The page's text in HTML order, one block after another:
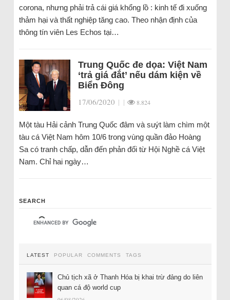
corona, nhưng phải trả cái giá khổng lồ : kinh tế đi xuống
thảm hại và thất nghiệp tăng cao. Theo nhận định của
thông tín viên Les Echos tại…
Trung Quốc đe dọa: Việt Nam
‘trả giá đắt’ nếu dám kiện về
Biển Đông
17/06/2020 | | 8.824
Một tàu Hải cảnh Trung Quốc đâm và suýt làm chìm một
tàu cá Việt Nam hôm 10/6 trong vùng quần đảo Hoàng
Sa có tranh chấp, dẫn đến phản đối từ Hội Nghề cá Việt
Nam. Chỉ hai ngày…
SEARCH
LATEST POPULAR COMMENTS TAGS
Chủ tịch xã ở Thanh Hóa bị khai trừ đảng do liên
quan cá độ world cup